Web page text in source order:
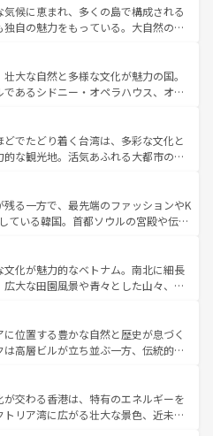
ンテンツ一覧 を参照してほしい。
激的なスポットだ。一方、アメリカ
がり、グランドキャニオンやイエロー
では、音楽と美食が融合した独特の
アメリカの各地域で異なる魅力を楽
性と豊かな歴史を感じることができ
なお、新着のアメリカ
覧を参照してほしい。
候に恵まれ、多くの島で構成される
自の魅力をもっている。大自然の神
また、定番の観光地といえばオアフ
求めるならマウイ島やカウアイ島が
グリーンに輝く海をはじめ、豊かな
訪れる人々を迎えてくれるハワイの
カルフードやハワイアンミュージッ
スなど、すべてがハワイの魅力を彩
お、新着のハワイ情報
参照してほしい。
大な自然と多様な文化が魅力の国。
あるシドニー・オペラハウス、オー
部にそびえるウルル（エアーズロッ
しい原生林やケアンズの熱帯雨林な
ん。また、カフェやワイン、オージ
も充実しており、サーフィンやダイ
ど、アウトドア好きにはたまらな
多彩な魅力を存分に味わいつくそ
でたどり着く台湾は、多彩な文化と
な観光地。活気あふれる大都市の台
帯である台湾東部など、都市の喧騒
存しており、訪れる人に新しい発見と
る。また、奥深い台湾の食文化も魅
イーツなど、バラエティ豊かな料理
。 なお、新着の台湾情報は コンテンツ一覧を参
残る一方で、最先端のファッションやK
ている韓国。首都ソウルの宮殿や伝統
ば四季折々の自然美を楽しむことが
ムチや焼肉、絶品のストリートフード
国料理が待っている。夜には、韓国な
、韓国の多彩な魅力を心ゆくまで味
わってみてほしい。 なお、新着の韓国情報はコンテンツ一
。
文化が魅力的なベトナム。南北に細長
広大な田園風景や青々とした山々、世
が息づく。ハノイの古い町並みやホ
統治時代の建物も、独特の雰囲気を
、バラエティの豊かさとおいしさで
ミー、ベトナムコーヒーなどは、ぜ
。どの地域を訪れてもあたたかい人々
るので、きっと忘れられない旅にな
位置する豊かな自然と歴史が息づく
高層ビルが立ち並ぶ一方、伝統的な
。北部ではチェンマイなどの山岳地
、南部ではプーケットやクラビの美し
分を楽しむことができる。タイ料理
が交わる香港は、特有のエネルギーを
リア湾に広がる壮大な景色、近未来